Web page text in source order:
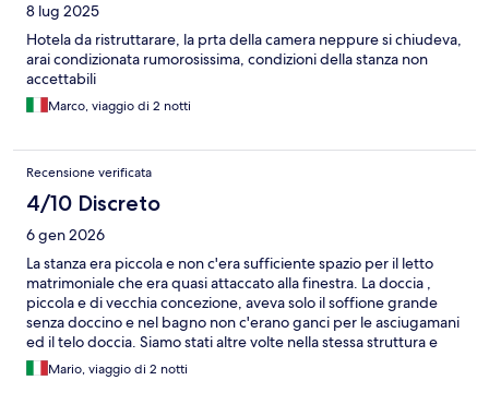
8 lug 2025
Hotela da ristruttarare, la prta della camera neppure si chiudeva,
arai condizionata rumorosissima, condizioni della stanza non
accettabili
Marco, viaggio di 2 notti
Recensione verificata
4/10 Discreto
6 gen 2026
La stanza era piccola e non c'era sufficiente spazio per il letto
matrimoniale che era quasi attaccato alla finestra. La doccia ,
piccola e di vecchia concezione, aveva solo il soffione grande
senza doccino e nel bagno non c'erano ganci per le asciugamani
ed il telo doccia. Siamo stati altre volte nella stessa struttura e
non ci è mai capitata una stanza così...... Sono profondamente
delusa Sicuramente non è una stanza all' altezza di un albergo a 4
Mario, viaggio di 2 notti